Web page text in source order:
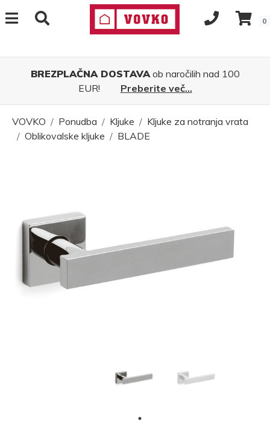
0
BREZPLAČNA DOSTAVAob naročilih nad 100
EUR!
Preberite več...
VOVKO Ponudba Kljuke
Kljuke za notranja vrata
Oblikovalske kljuke
BLADE